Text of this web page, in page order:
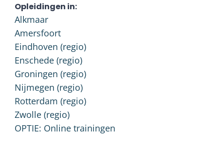
Opleidingen in:
Alkmaar
Amersfoort
Eindhoven (regio)
Enschede (regio)
Groningen (regio)
Nijmegen (regio)
Rotterdam (regio)
Zwolle (regio)
OPTIE: Online trainingen